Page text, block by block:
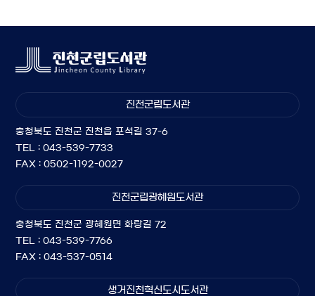
진천군립도서관
충청북도 진천군 진천읍 포석길 37-6
TEL : 043-539-7733
FAX : 0502-1192-0027
진천군립광혜원도서관
충청북도 진천군 광혜원면 화랑길 72
TEL : 043-539-7766
FAX : 043-537-0514
생거진천혁신도시도서관